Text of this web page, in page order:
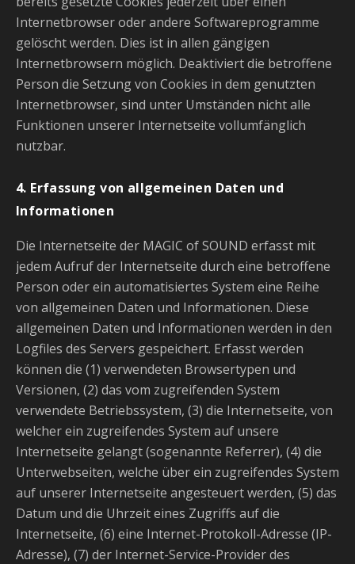
Internetbrowser oder andere Softwareprogramme
gelöscht werden. Dies ist in allen gängigen
Internetbrowsern möglich. Deaktiviert die betroffene
Person die Setzung von Cookies in dem genutzten
Internetbrowser, sind unter Umständen nicht alle
Funktionen unserer Internetseite vollumfänglich
nutzbar.
4. Erfassung von allgemeinen Daten und
Informationen
Die Internetseite der MAGIC of SOUND erfasst mit
jedem Aufruf der Internetseite durch eine betroffene
Person oder ein automatisiertes System eine Reihe
von allgemeinen Daten und Informationen. Diese
allgemeinen Daten und Informationen werden in den
Logfiles des Servers gespeichert. Erfasst werden
können die (1) verwendeten Browsertypen und
Versionen, (2) das vom zugreifenden System
verwendete Betriebssystem, (3) die Internetseite, von
welcher ein zugreifendes System auf unsere
Internetseite gelangt (sogenannte Referrer), (4) die
Unterwebseiten, welche über ein zugreifendes System
auf unserer Internetseite angesteuert werden, (5) das
Datum und die Uhrzeit eines Zugriffs auf die
Internetseite, (6) eine Internet-Protokoll-Adresse (IP-
Adresse), (7) der Internet-Service-Provider des